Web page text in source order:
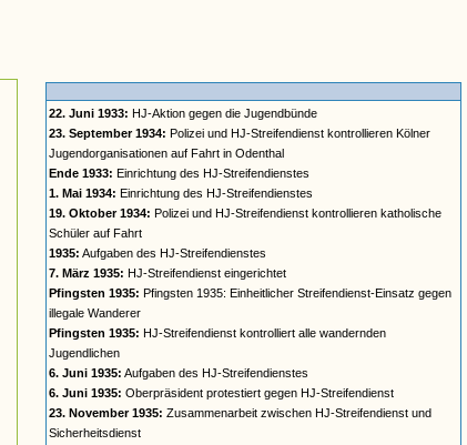
22. Juni 1933: HJ-Aktion gegen die Jugendbünde
23. September 1934: Polizei und HJ-Streifendienst kontrollieren Kölner
Jugendorganisationen auf Fahrt in Odenthal
Ende 1933: Einrichtung des HJ-Streifendienstes
1. Mai 1934: Einrichtung des HJ-Streifendienstes
19. Oktober 1934: Polizei und HJ-Streifendienst kontrollieren katholische
Schüler auf Fahrt
1935: Aufgaben des HJ-Streifendienstes
7. März 1935: HJ-Streifendienst eingerichtet
Pfingsten 1935: Pfingsten 1935: Einheitlicher Streifendienst-Einsatz gegen
illegale Wanderer
Pfingsten 1935: HJ-Streifendienst kontrolliert alle wandernden
Jugendlichen
6. Juni 1935: Aufgaben des HJ-Streifendienstes
6. Juni 1935: Oberpräsident protestiert gegen HJ-Streifendienst
23. November 1935: Zusammenarbeit zwischen HJ-Streifendienst und
Sicherheitsdienst